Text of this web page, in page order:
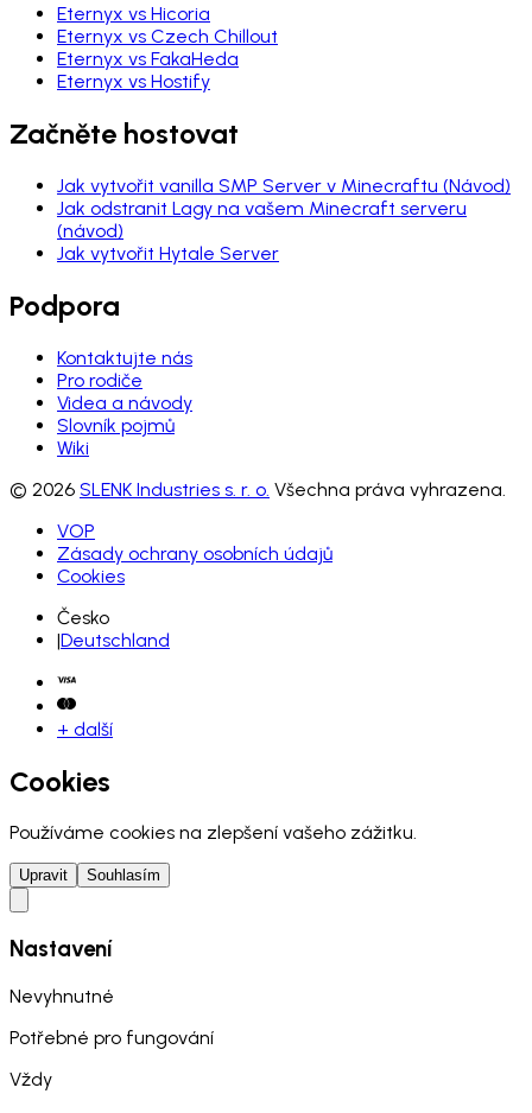
Eternyx vs Hicoria
Eternyx vs Czech Chillout
Eternyx vs FakaHeda
Eternyx vs Hostify
Začněte hostovat
Jak vytvořit vanilla SMP Server v Minecraftu (Návod)
Jak odstranit Lagy na vašem Minecraft serveru
(návod)
Jak vytvořit Hytale Server
Podpora
Kontaktujte nás
Pro rodiče
Videa a návody
Slovník pojmů
Wiki
© 2026 SLENK Industries s. r. o. Všechna práva vyhrazena.
VOP
Zásady ochrany osobních údajů
Cookies
Česko
|Deutschland
+ další
Cookies
Používáme cookies na zlepšení vašeho zážitku.
Upravit Souhlasím
Nastavení
Nevyhnutné
Potřebné pro fungování
Vždy